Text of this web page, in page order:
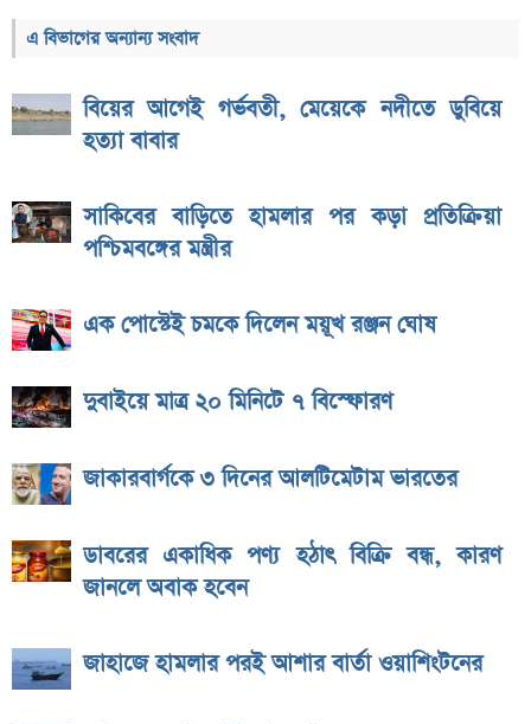
এ বিভাগের অন্যান্য সংবাদ
বিয়ের আগেই গর্ভবতী, মেয়েকে নদীতে ডুবিয়ে
হত্যা বাবার
সাকিবের বাড়িতে হামলার পর কড়া প্রতিক্রিয়া
পশ্চিমবঙ্গের মন্ত্রীর
এক পোস্টেই চমকে দিলেন ময়ূখ রঞ্জন ঘোষ
দুবাইয়ে মাত্র ২০ মিনিটে ৭ বিস্ফোরণ
জাকারবার্গকে ৩ দিনের আলটিমেটাম ভারতের
ডাবরের একাধিক পণ্য হঠাৎ বিক্রি বন্ধ, কারণ
জানলে অবাক হবেন
জাহাজে হামলার পরই আশার বার্তা ওয়াশিংটনের